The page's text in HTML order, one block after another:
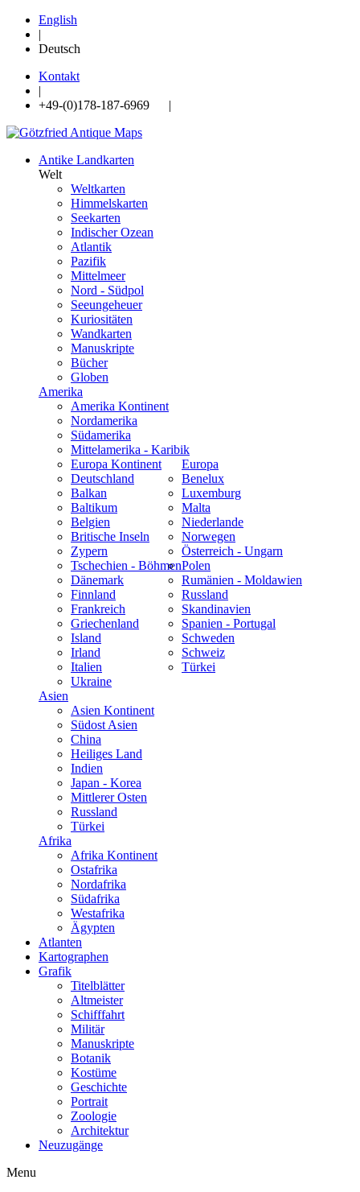
English
|
Deutsch
Kontakt
|
+49-(0)178-187-6969 |
Antike Landkarten
Welt
Weltkarten
Himmelskarten
Seekarten
Indischer Ozean
Atlantik
Pazifik
Mittelmeer
Nord - Südpol
Seeungeheuer
Kuriositäten
Wandkarten
Manuskripte
Bücher
Globen
Amerika
Amerika Kontinent
Nordamerika
Südamerika
Mittelamerika - Karibik
Europa
Europa Kontinent
Deutschland
Balkan
Baltikum
Belgien
Britische Inseln
Zypern
Tschechien - Böhmen
Dänemark
Finnland
Frankreich
Griechenland
Island
Irland
Italien
Benelux
Luxemburg
Malta
Niederlande
Norwegen
Österreich - Ungarn
Polen
Rumänien - Moldawien
Russland
Skandinavien
Spanien - Portugal
Schweden
Schweiz
Türkei
Ukraine
Asien
Asien Kontinent
Südost Asien
China
Heiliges Land
Indien
Japan - Korea
Mittlerer Osten
Russland
Türkei
Afrika
Afrika Kontinent
Ostafrika
Nordafrika
Südafrika
Westafrika
Ägypten
Atlanten
Kartographen
Grafik
Titelblätter
Altmeister
Schifffahrt
Militär
Manuskripte
Botanik
Kostüme
Geschichte
Portrait
Zoologie
Architektur
Neuzugänge
Menu